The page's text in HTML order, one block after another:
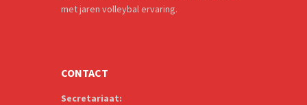
met jaren volleybal ervaring.
CONTACT
Secretariaat: